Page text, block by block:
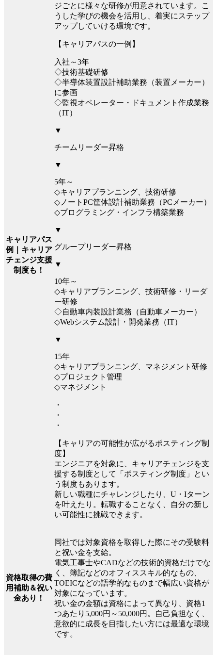
キャリアパス
例｜キャリア
チェンジ支援
制度も！
ジごとに様々な研修が用意されています。こ
うした学びの機会を活用し、着実にステップ
アップしていける環境です。
【キャリアパスの一例】
入社～3年
◇技術基礎研修
◇半導体装置設計補助業務（装置メーカー）
に参画
◇監視オペレーター・ドキュメント作成業務
（IT）
▼
チームリーダー昇格
▼
5年～
◇キャリアプランニング、技術研修
◇ノートPC筐体設計補助業務（PCメーカー）
◇プログラミング・インフラ構築業務
▼
グループリーダー昇格
▼
10年～
◇キャリアプランニング、技術研修・リーダ
ー研修
◇自動車内装設計業務（自動車メーカー）
◇Webシステム設計・開発業務（IT）
▼
15年
◇キャリアプランニング、マネジメント研修
◇プロジェクト管理
◇マネジメント
・
・
・
【キャリアの可能性が広がるポスティング制
度】
エンジニアを対象に、キャリアチェンジを支
援する制度として「ポスティング制度」とい
う制度もあります。
新しい職種にチャレンジしたり、U・Iターン
を叶えたり。転職することなく、自分の新し
い可能性に挑戦できます。
資格取得の費
用補助＆祝い
金あり！
同社では対象資格を取得した際にその受験料
と祝い金を支給。
電気工事士やCADなどの技術的資格だけでな
く、簿記などのオフィススキル的なもの、
TOEICなどの語学的なものまで幅広い資格が
対象になっています。
祝い金の金額は資格によって異なり、資格1
つあたり5,000円～50,000円。自己負担なく、
意欲的に成長を目指したい方には最適な環境
です。